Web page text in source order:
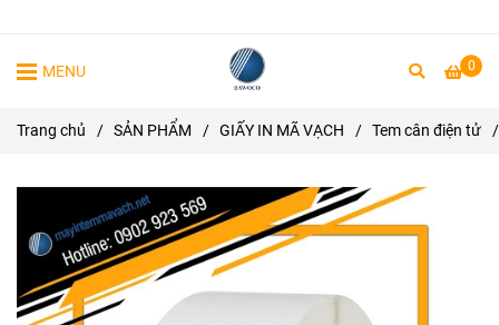
0
MENU
Trang chủ / SẢN PHẨM / GIẤY IN MÃ VẠCH / Tem cân điện tử /